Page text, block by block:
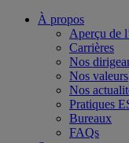
À propos
Aperçu de
Carrières
Nos
Nos valeurs
Nos
Pratiques
Bureaux
FAQs